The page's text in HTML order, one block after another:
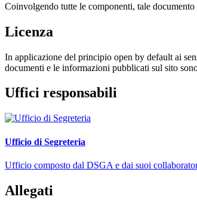
Coinvolgendo tutte le componenti, tale
Licenza
In applicazione del principio open by default ai
documenti e le informazioni pubblicati sul sito
Uffici responsabili
Ufficio di Segreteria
Ufficio composto dal DSGA e dai suoi
Allegati